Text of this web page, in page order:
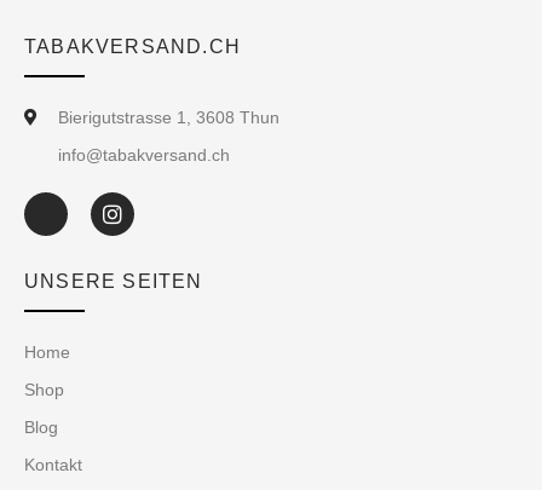
TABAKVERSAND.CH
Bierigutstrasse 1, 3608 Thun
info@tabakversand.ch
UNSERE SEITEN
Home
Shop
Blog
Kontakt